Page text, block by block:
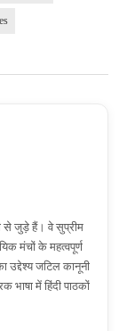
से जुड़े हैं। वे सुप्रीम
मंचों के महत्वपूर्ण
जटिल कानूनी
भाषा में हिंदी पाठकों